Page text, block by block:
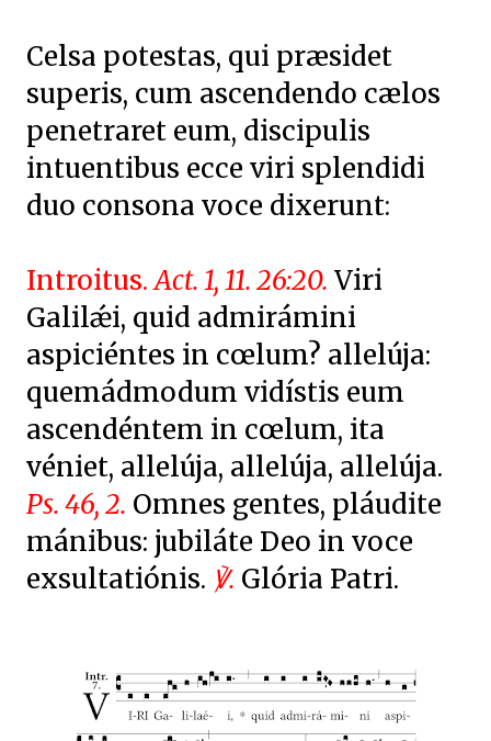
Celsa potestas, qui præsidet
superis, cum ascendendo cælos
penetraret eum, discipulis
intuentibus ecce viri splendidi
duo consona voce dixerunt:
Introitus.Act. 1, 11. 26:20. Viri
Galilǽi, quid admirámini
aspiciéntes in cœlum? allelúja:
quemádmodum vidístis eum
ascendéntem in cœlum, ita
véniet, allelúja, allelúja, allelúja.
Ps. 46, 2. Omnes gentes, pláudite
mánibus: jubiláte Deo in voce
exsultatiónis. ℣. Glória Patri.